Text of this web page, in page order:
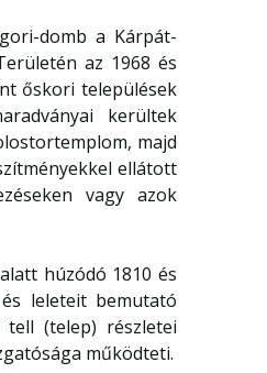
domb a Kárpát-
az 1968 és
őskori települések
kerültek
majd
ellátott
vagy azok
húzódó 1810 és
leleteit bemutató
(telep) részletei
működteti.